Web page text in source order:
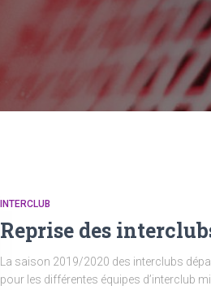
INTERCLUB
Reprise des
La saison 2019/2020 des interclubs
pour les différentes équipes d’interclub